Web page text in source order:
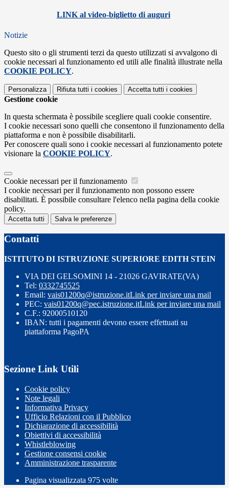
LINK al video-biglietto di auguri
Notizie
Questo sito o gli strumenti terzi da questo utilizzati si avvalgono di
cookie necessari al funzionamento ed utili alle finalità illustrate nella
COOKIE POLICY.
Personalizza Rifiuta tutti i cookies Accetta tutti i cookies
Gestione cookie
In questa schermata è possibile scegliere quali cookie consentire.
I cookie necessari sono quelli che consentono il funzionamento della
piattaforma e non è possibile disabilitarli.
Per conoscere quali sono i cookie necessari al funzionamento potete
visionare la COOKIE POLICY.
Cookie necessari per il funzionamento
I cookie necessari per il funzionamento non possono essere
disabilitati. È possibile consultare l'elenco nella pagina della cookie
policy.
Accetta tutti Salva le preferenze
Contatti
ISTITUTO DI ISTRUZIONE SUPERIORE EDITH STEIN
VIA DEI GELSOMINI 14 - 21026 GAVIRATE(VA)
Tel: 0332745525
Email: vais01200q@istruzione.itLink per inviare una mail
PEC: vais01200q@pec.istruzione.itLink per inviare una mail
C.F.: 92000510120
IBAN: tutti i pagamenti devono essere effettuati su
piattaforma PagoPA
Sezione Link Utili
Cookie policy
Note legali
Informativa Privacy
Ufficio Relazioni con il Pubblico
Dichiarazione di accessibilità
Obiettivi di accessibilità
Whistleblowing
Gestione consensi cookie
Amministrazione trasparente
Pagina visualizzata 975 volte